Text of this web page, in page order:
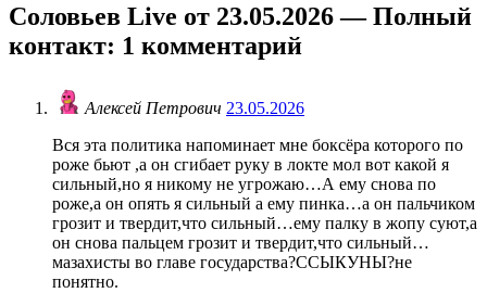
Соловьев Live от 23.05.2026 — Полный
контакт: 1 комментарий
Алексей Петрович 23.05.2026
Вся эта политика напоминает мне боксёра которого по
роже бьют ,а он сгибает руку в локте мол вот какой я
сильный,но я никому не угрожаю…А ему снова по
роже,а он опять я сильный а ему пинка…а он пальчиком
грозит и твердит,что сильный…ему палку в жопу суют,а
он снова пальцем грозит и твердит,что сильный…
мазахисты во главе государства?ССЫКУНЫ?не
понятно.